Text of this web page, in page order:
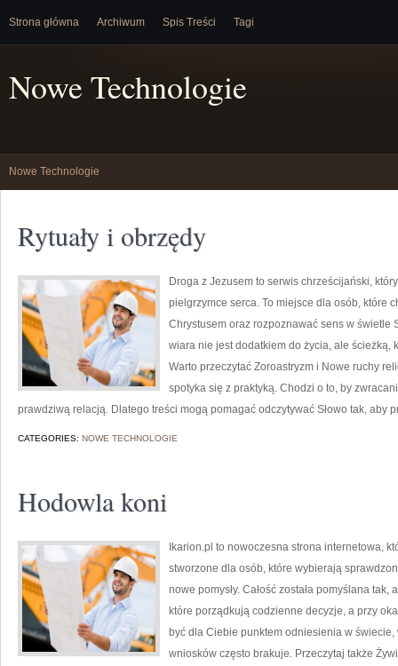
Strona główna Archiwum Spis Treści Tagi
Nowe Technologie
Nowe Technologie
Rytuały i obrzędy
Droga z Jezusem to serwis chrześcijański,
pielgrzymce serca. To miejsce dla osób, które
Chrystusem oraz rozpoznawać sens w świetle
wiara nie jest dodatkiem do życia, ale ścieżką,
Warto przeczytać Zoroastryzm i Nowe ruchy
spotyka się z praktyką. Chodzi o to, by
prawdziwą relacją. Dlatego treści mogą pomagać odczytywać Słowo tak, aby
CATEGORIES: NOWE TECHNOLOGIE
Hodowla koni
Ikarion.pl to nowoczesna strona internetowa,
stworzone dla osób, które wybierają
nowe pomysły. Całość została pomyślana
które porządkują codzienne decyzje, a przy
być dla Ciebie punktem odniesienia w
wniosków często brakuje. Przeczytaj także